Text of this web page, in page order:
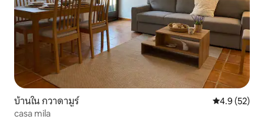
บ้านใน กวาดามูร์ คะแนนเฉลี่ย
4.9 (52)
casa mila